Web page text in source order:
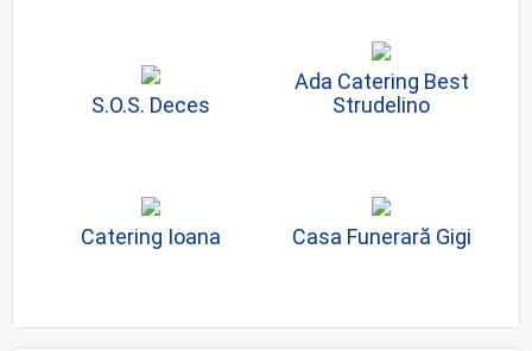
S.O.S. Deces
Ada Catering Best
Strudelino
Catering Ioana Casa Funerară Gigi